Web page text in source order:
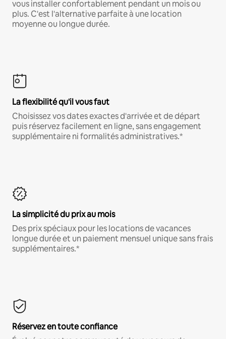
vous installer confortablement pendant un mois ou
plus. C'est l'alternative parfaite à une location
moyenne ou longue durée.
La flexibilité qu'il vous faut
Choisissez vos dates exactes d'arrivée et de départ
puis réservez facilement en ligne, sans engagement
supplémentaire ni formalités administratives.*
La simplicité du prix au mois
Des prix spéciaux pour les locations de vacances
longue durée et un paiement mensuel unique sans frais
supplémentaires.*
Réservez en toute confiance